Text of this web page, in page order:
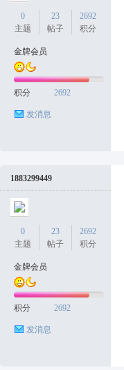
0
主题
23
帖子
2692
积分
金牌会员
积分 2692
发消息
1883299449
0
主题
23
帖子
2692
积分
金牌会员
积分 2692
发消息